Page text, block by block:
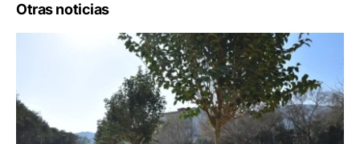
Otras noticias